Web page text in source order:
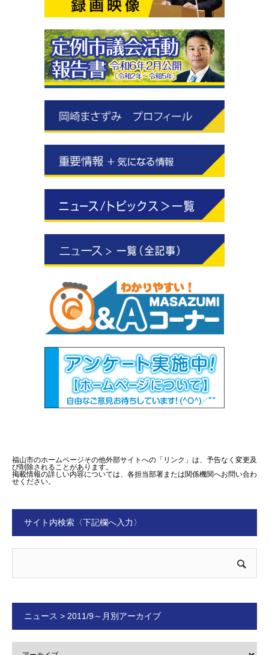
福山市のホームページその他外部サイトへの「リンク」は、予告なく変更及
び削除されることがあります。
掲載情報の詳しい内容については、各担当部署または関係機関へお問い合わ
せください。
サイト内検索〈下記欄へ入力〉
ニュース > 2011/9～月別アーカイブ